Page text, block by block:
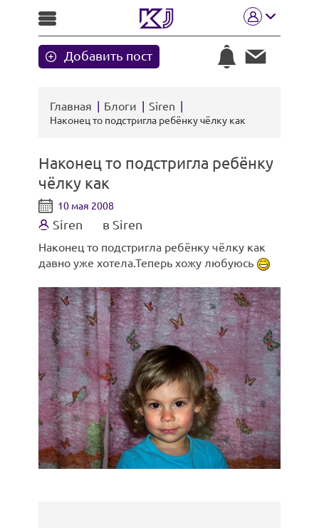
Добавить пост
Главная Блоги Siren
Наконец то подстригла ребёнку чёлку как
Наконец то подстригла ребёнку
чёлку как
10 мая 2008
Siren в Siren
Наконец то подстригла ребёнку чёлку как
давно уже хотела.Теперь хожу любуюсь